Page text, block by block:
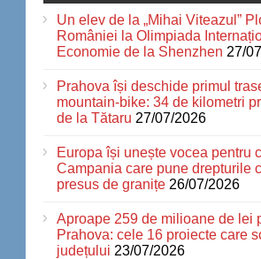
Un elev de la „Mihai Viteazul”
României la Olimpiada
Economie de la Shenzhen 27/
Prahova își deschide primul
mountain-bike: 34 de kilometri
de la Tătaru 27/07/2026
Europa își unește vocea pentru
Campania care pune drepturile
presus de granițe 26/07/2026
Aproape 259 de milioane de lei
Prahova: cele 16 proiecte care
județului 23/07/2026